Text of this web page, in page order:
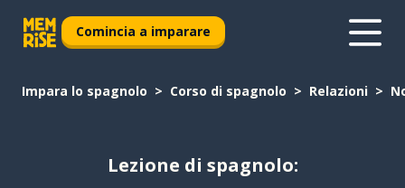
Comincia a imparare
Impara lo spagnolo Corso di spagnolo Relazioni
Lezione di spagnolo: